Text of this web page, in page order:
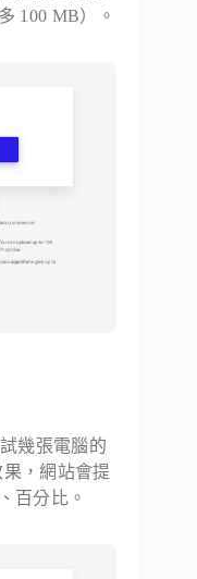
100 MB）。
幾張電腦的
，網站會提
百分比。